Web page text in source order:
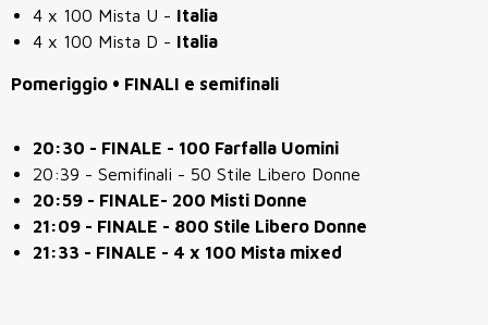
4 x 100 Mista U - Italia
4 x 100 Mista D - Italia
Pomeriggio • FINALI e semifinali
20:30 - FINALE - 100 Farfalla Uomini
20:39 - Semifinali - 50 Stile Libero Donne
20:59 - FINALE- 200 Misti Donne
21:09 - FINALE - 800 Stile Libero Donne
21:33 - FINALE - 4 x 100 Mista mixed